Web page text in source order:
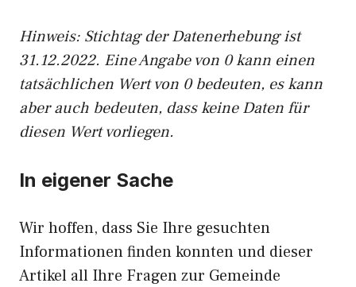
Hinweis: Stichtag der Datenerhebung ist
31.12.2022. Eine Angabe von 0 kann einen
tatsächlichen Wert von 0 bedeuten, es kann
aber auch bedeuten, dass keine Daten für
diesen Wert vorliegen.
In eigener Sache
Wir hoffen, dass Sie Ihre gesuchten
Informationen finden konnten und dieser
Artikel all Ihre Fragen zur Gemeinde